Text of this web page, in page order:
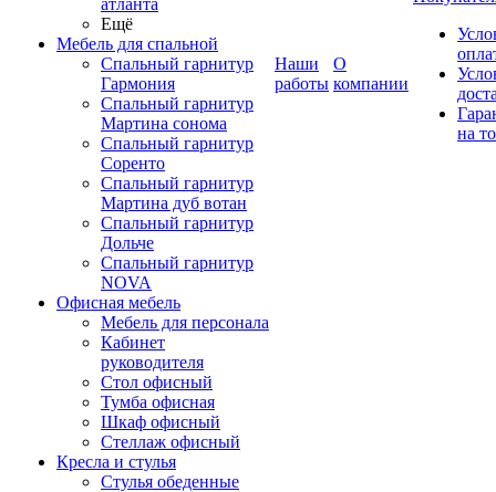
атланта
Ещё
Мебель для спальной
Спальный гарнитур
Гармония
Спальный гарнитур
Мартина сонома
Спальный гарнитур
Соренто
Спальный гарнитур
Мартина дуб вотан
Спальный гарнитур
Дольче
Спальный гарнитур
NOVA
Офисная мебель
Мебель для персонала
Кабинет
руководителя
Стол офисный
Тумба офисная
Шкаф офисный
Стеллаж офисный
Кресла и стулья
Стулья обеденные
Наши
работы
О
компании
на